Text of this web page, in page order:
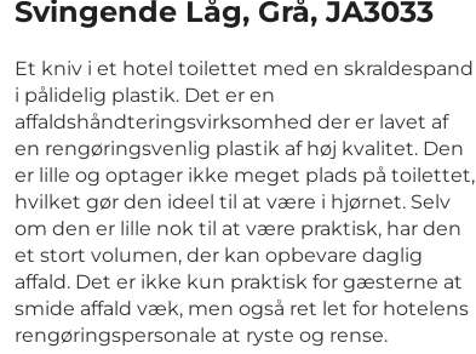
Svingende Låg, Grå, JA3033
Et kniv i et hotel toilettet med en skraldespand
i pålidelig plastik. Det er en
affaldshåndteringsvirksomhed der er lavet af
en rengøringsvenlig plastik af høj kvalitet. Den
er lille og optager ikke meget plads på toilettet,
hvilket gør den ideel til at være i hjørnet. Selv
om den er lille nok til at være praktisk, har den
et stort volumen, der kan opbevare daglig
affald. Det er ikke kun praktisk for gæsterne at
smide affald væk, men også ret let for hotelens
rengøringspersonale at ryste og rense.